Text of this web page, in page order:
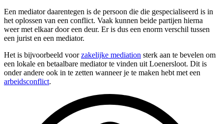
Een mediator daarentegen is de persoon die die gespecialiseerd is in
het oplossen van een conflict. Vaak kunnen beide partijen hierna
weer met elkaar door een deur. Er is dus een enorm verschil tussen
een jurist en een mediator.
Het is bijvoorbeeld voorzakelijke mediation sterk aan te bevelen om
een lokale en betaalbare mediator te vinden uit Loenersloot. Dit is
onder andere ook in te zetten wanneer je te maken hebt met een
arbeidsconflict.